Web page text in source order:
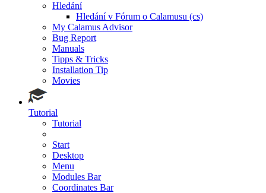
Hledání
Hledání v Fórum o Calamusu (cs)
My Calamus Advisor
Bug Report
Manuals
Tipps & Tricks
Installation Tip
Movies
Tutorial
Tutorial
Start
Desktop
Menu
Modules Bar
Coordinates Bar